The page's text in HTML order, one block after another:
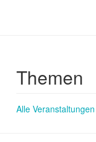
Themen
Alle Veranstaltungen